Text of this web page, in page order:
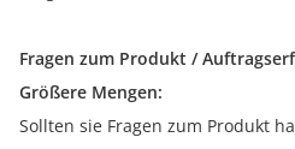
Fragen zum Produkt /
Größere Mengen:
Sollten sie Fragen zum Produkt